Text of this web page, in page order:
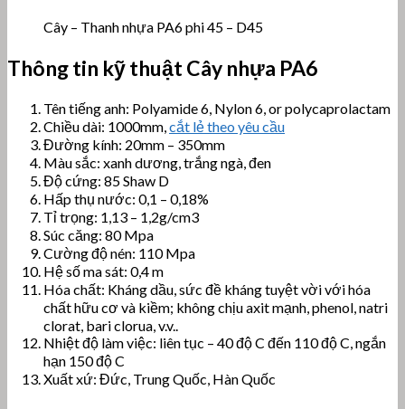
Cây – Thanh nhựa PA6 phi 45 – D45
Thông tin kỹ thuật Cây nhựa PA6
Tên tiếng anh: Polyamide 6, Nylon 6, or polycaprolactam
Chiều dài: 1000mm, cắt lẻ theo yêu cầu
Đường kính: 20mm – 350mm
Màu sắc: xanh dương, trắng ngà, đen
Độ cứng: 85 Shaw D
Hấp thụ nước: 0,1 – 0,18%
Tỉ trọng: 1,13 – 1,2g/cm3
Súc căng: 80 Mpa
Cường độ nén: 110 Mpa
Hệ số ma sát: 0,4 m
Hóa chất: Kháng dầu, sức đề kháng tuyệt vời với hóa
chất hữu cơ và kiềm; không chịu axit mạnh, phenol, natri
clorat, bari clorua, v.v..
Nhiệt độ làm việc: liên tục – 40 độ C đến 110 độ C, ngắn
hạn 150 độ C
Xuất xứ: Đức, Trung Quốc, Hàn Quốc